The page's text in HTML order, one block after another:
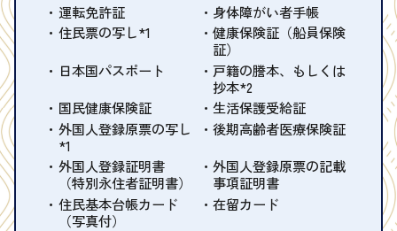
運転免許証
身体障がい者手帳
住民票の写し*1
健康保険証（船員保険
証）
日本国パスポート
戸籍の謄本、もしくは
抄本*2
国民健康保険証
生活保護受給証
外国人登録原票の写し
*1
後期高齢者医療保険証
外国人登録証明書
（特別永住者証明書）
外国人登録原票の記載
事項証明書
住民基本台帳カード
（写真付）
在留カード